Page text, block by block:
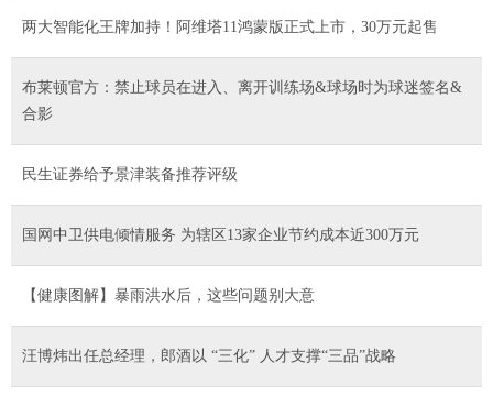
两大智能化王牌加持！阿维塔11鸿蒙版正式上市，30万元起售
布莱顿官方：禁止球员在进入、离开训练场&球场时为球迷签名&
合影
民生证券给予景津装备推荐评级
国网中卫供电倾情服务 为辖区13家企业节约成本近300万元
【健康图解】暴雨洪水后，这些问题别大意
汪博炜出任总经理，郎酒以 “三化” 人才支撑“三品”战略